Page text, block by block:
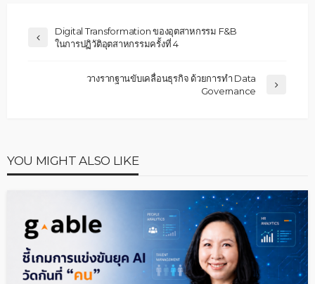
Digital Transformation ของอุตสาหกรรม F&B
ในการปฏิวัติอุตสาหกรรมครั้งที่ 4
วางรากฐานขับเคลื่อนธุรกิจ ด้วยการทำ Data
Governance
YOU MIGHT ALSO LIKE